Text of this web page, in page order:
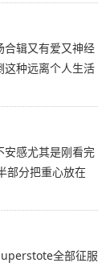
合辑又有爱又神经
这种远离个人生活
安感尤其是刚看完
分把重心放在
全部征服